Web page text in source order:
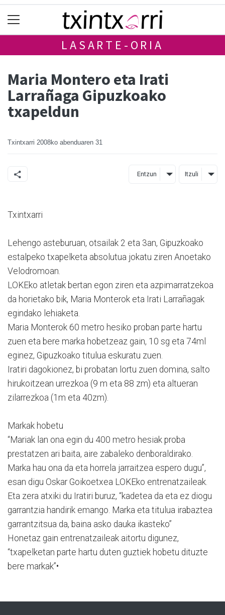
LASARTE-ORIA
Maria Montero eta Irati
Larrañaga Gipuzkoako
txapeldun
Txintxarri 2008ko abenduaren 31
Entzun Itzuli
Txintxarri
Lehengo asteburuan, otsailak 2 eta 3an, Gipuzkoako
estalpeko txapelketa absolutua jokatu ziren Anoetako
Velodromoan.
LOKEko atletak bertan egon ziren eta azpimarratzekoa
da horietako bik, Maria Monterok eta Irati Larrañagak
egindako lehiaketa.
Maria Monterok 60 metro hesiko proban parte hartu
zuen eta bere marka hobetzeaz gain, 10 sg eta 74ml
eginez, Gipuzkoako titulua eskuratu zuen.
Iratiri dagokionez, bi probatan lortu zuen domina, salto
hirukoitzean urrezkoa (9 m eta 88 zm) eta altueran
zilarrezkoa (1m eta 40zm).
Markak hobetu
“Mariak lan ona egin du 400 metro hesiak proba
prestatzen ari baita, aire zabaleko denboraldirako.
Marka hau ona da eta horrela jarraitzea espero dugu”,
esan digu Oskar Goikoetxea LOKEko entrenatzaileak.
Eta zera atxiki du Iratiri buruz, “kadetea da eta ez diogu
garrantzia handirik emango. Marka eta titulua irabaztea
garrantzitsua da, baina asko dauka ikasteko”
Honetaz gain entrenatzaileak aitortu digunez,
“txapelketan parte hartu duten guztiek hobetu dituzte
bere markak”•